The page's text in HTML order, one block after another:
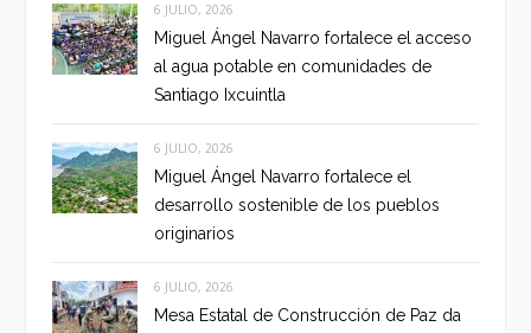
6 JULIO, 2026
Miguel Ángel Navarro fortalece el acceso
al agua potable en comunidades de
Santiago Ixcuintla
6 JULIO, 2026
Miguel Ángel Navarro fortalece el
desarrollo sostenible de los pueblos
originarios
6 JULIO, 2026
Mesa Estatal de Construcción de Paz da